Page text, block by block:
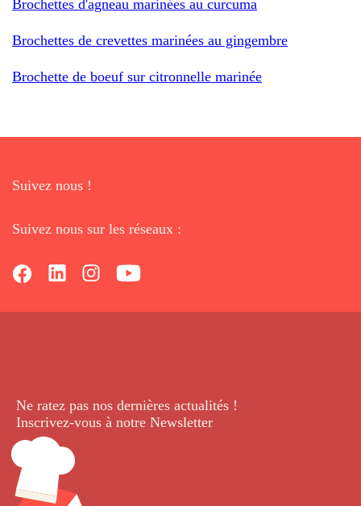
Brochettes d'agneau marinées au curcuma
Brochettes de crevettes marinées au gingembre
Brochette de boeuf sur citronnelle marinée
Suivez nous !
Suivez nous sur les réseaux :
Ne ratez pas nos dernières actualités !
Inscrivez-vous à notre Newsletter.